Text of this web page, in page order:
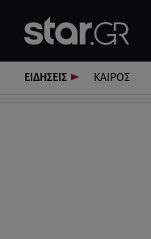
ΕΙΔΗΣΕΙΣ ΚΑΙΡΟΣ